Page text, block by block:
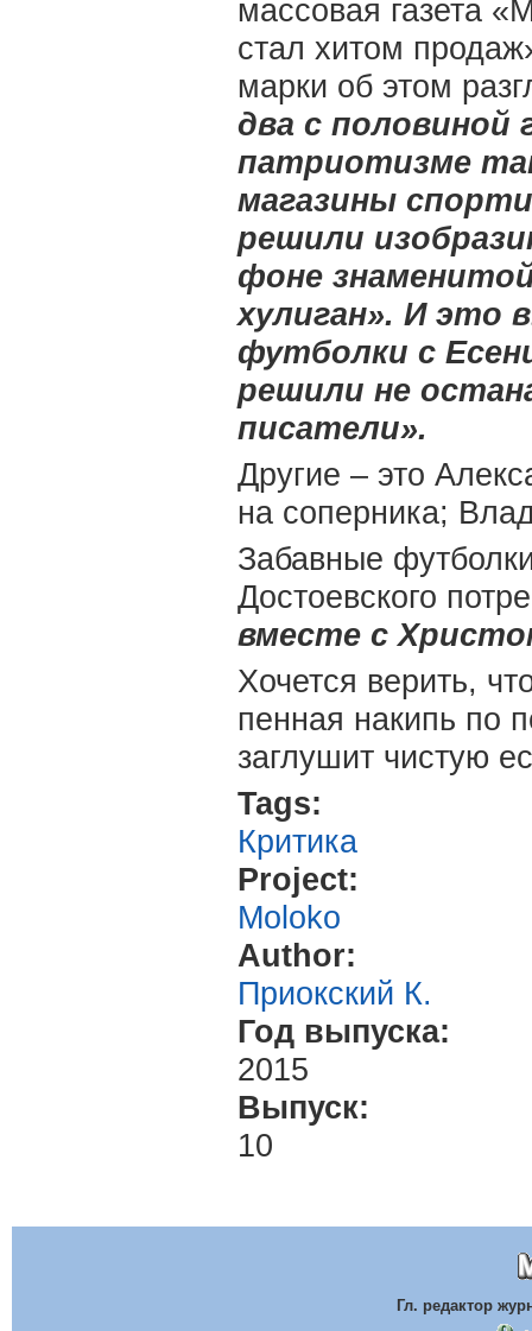
массовая газета
стал хитом
марки об этом
два с половиной
патриотизме
магазины
решили
фоне
хулиган». И это
футболки с
решили не
писатели».
Другие – это
на соперника;
Забавные
Достоевского
вместе с
Хочется верить,
пенная накипь по
заглушит чистую
Tags:
Критика
Project:
Moloko
Author:
Приокский К.
Год выпуска:
2015
Выпуск:
10
Гл. редактор